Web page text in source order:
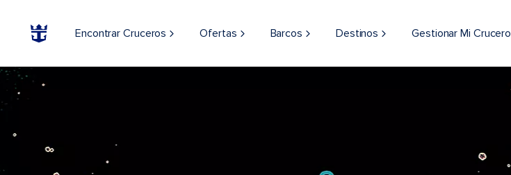
Encontrar Cruceros Ofertas Barcos Destinos Gestionar Mi Crucero